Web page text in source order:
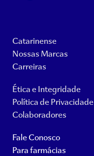
Catarinense
Nossas Marcas
Carreiras
Ética e Integridade
Política de Privacidade
Colaboradores
Fale Conosco
Para farmácias